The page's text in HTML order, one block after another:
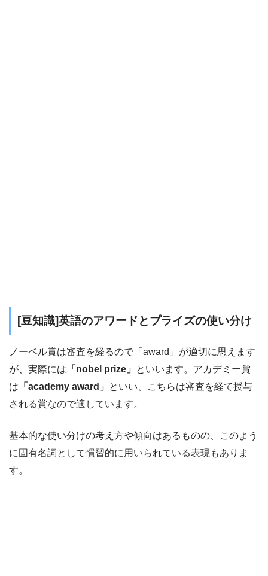
[豆知識]英語のアワードとプライズの使い分け
ノーベル賞は審査を経るので「award」が適切に思えます
が、実際には 「nobel prize」 といいます。アカデミー賞
は 「academy award」 といい、こちらは審査を経て授与
される賞なので適しています。
基本的な使い分けの考え方や傾向はあるものの、このよう
に固有名詞として慣習的に用いられている表現もありま
す。